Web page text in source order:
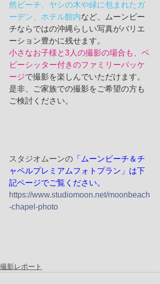
然ビーチ、ヤシの木や緑に包まれたガ
ーデン、ホテル館内など、ムーンビー
チならではの沖縄らしい写真がバリエ
ーション豊かに残せます。
小さなお子様と3人の撮影の場合も、ベ
ビーシッター付きのファミリーパッケ
ージで撮影を楽しんでいただけます。
是非、ご家族での撮影をご希望の方も
ご検討ください。
スタジオムーンの 「ムーンビーチ＆チ
ャペルプレミアムフォトプラン」は下
記ページでご覧ください。
https://www.studiomoon.net/moonbeach
-chapel-photo
撮影レポート